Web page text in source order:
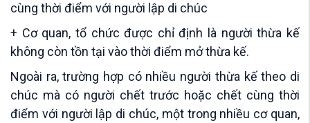
cùng thời điểm với người lập di chúc
+ Cơ quan, tổ chức được chỉ định là người thừa kế
không còn tồn tại vào thời điểm mở thừa kế.
Ngoài ra, trường hợp có nhiều người thừa kế theo di
chúc mà có người chết trước hoặc chết cùng thời
điểm với người lập di chúc, một trong nhiều cơ quan,